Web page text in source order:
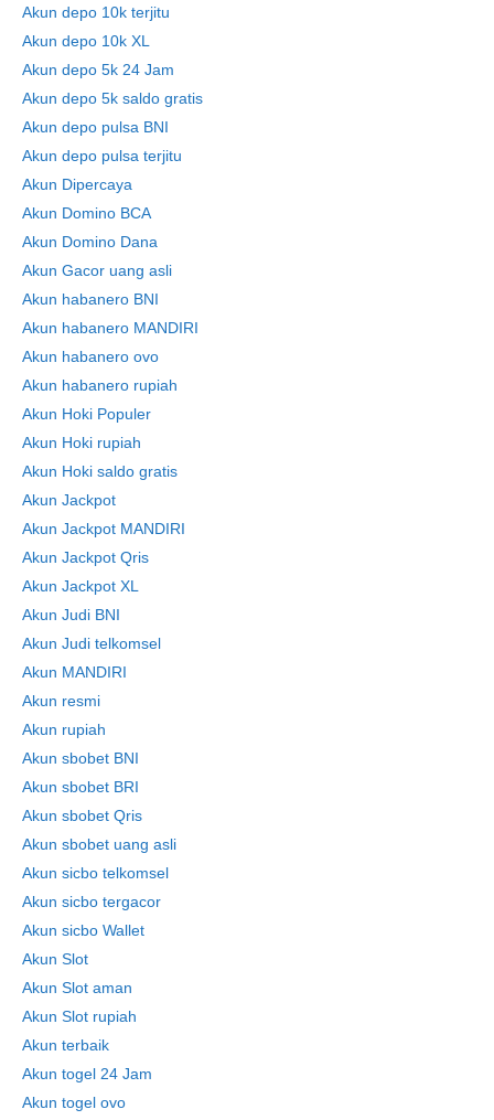
Akun depo 10k terjitu
Akun depo 10k XL
Akun depo 5k 24 Jam
Akun depo 5k saldo gratis
Akun depo pulsa BNI
Akun depo pulsa terjitu
Akun Dipercaya
Akun Domino BCA
Akun Domino Dana
Akun Gacor uang asli
Akun habanero BNI
Akun habanero MANDIRI
Akun habanero ovo
Akun habanero rupiah
Akun Hoki Populer
Akun Hoki rupiah
Akun Hoki saldo gratis
Akun Jackpot
Akun Jackpot MANDIRI
Akun Jackpot Qris
Akun Jackpot XL
Akun Judi BNI
Akun Judi telkomsel
Akun MANDIRI
Akun resmi
Akun rupiah
Akun sbobet BNI
Akun sbobet BRI
Akun sbobet Qris
Akun sbobet uang asli
Akun sicbo telkomsel
Akun sicbo tergacor
Akun sicbo Wallet
Akun Slot
Akun Slot aman
Akun Slot rupiah
Akun terbaik
Akun togel 24 Jam
Akun togel ovo